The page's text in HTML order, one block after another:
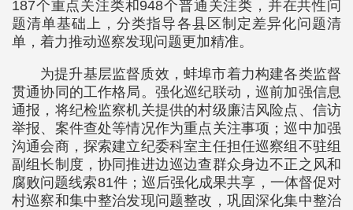
187个重点关注类和948个普通关注类，并在共性问
题清单基础上，分类指导各县区制定差异化问题清
单，着力推动巡察发现问题更加精准。
为提升基层监督质效，蚌埠市着力构建各类监督
贯通协同的工作格局。强化巡纪联动，巡前加强信息
通报，将纪检监察机关提供的村级廉洁风险点、信访
举报、案件查处等情况作为重点关注事项；巡中加强
沟通会商，探索建立纪委科室主任担任巡察组不驻组
副组长制度，协同推进边巡边查群众身边不正之风和
腐败问题线索81件；巡后强化成果共享，一体督促对
村巡察和集中整治发现问题整改，巩固深化集中整治